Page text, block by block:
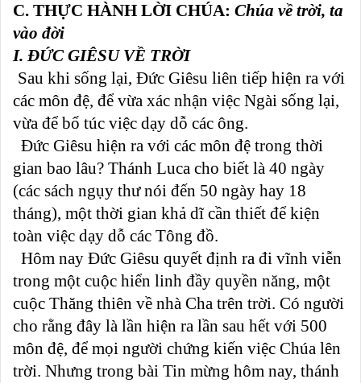
C. THỰC HÀNH LỜI CHÚA: Chúa về trời, ta
vào đời
I. ĐỨC GIÊSU VỀ TRỜI
Sau khi sống lại, Đức Giêsu liên tiếp hiện ra với
các môn đệ, để vừa xác nhận việc Ngài sống lại,
vừa để bổ túc việc dạy dỗ các ông.
Đức Giêsu hiện ra với các môn đệ trong thời
gian bao lâu? Thánh Luca cho biết là 40 ngày
(các sách ngụy thư nói đến 50 ngày hay 18
tháng), một thời gian khả dĩ cần thiết để kiện
toàn việc dạy dỗ các Tông đồ.
Hôm nay Đức Giêsu quyết định ra đi vĩnh viễn
trong một cuộc hiển linh đầy quyền năng, một
cuộc Thăng thiên về nhà Cha trên trời. Có người
cho rằng đây là lần hiện ra lần sau hết với 500
môn đệ, để mọi người chứng kiến việc Chúa lên
trời. Nhưng trong bài Tin mừng hôm nay, thánh